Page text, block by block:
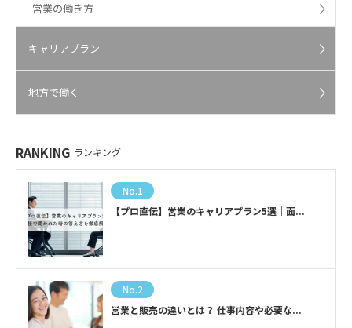
営業の働き方
キャリアプラン
地方で働く
RANKING ランキング
No.1
【プロ直伝】営業のキャリアプラン5選｜面...
No.2
営業と販売の違いとは？ 仕事内容や必要な...